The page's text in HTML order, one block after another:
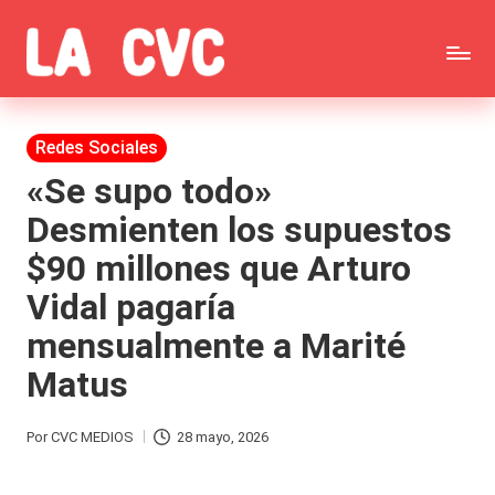
Saltar
al
contenido
C
o
p
u
c
h
a
s
y
F
Todas
las
noticias
de
la
farándula,
Realitys,
Tierra
Brava,
Publicada
Redes Sociales
«Se supo todo»
Desmienten los supuestos
$90 millones que Arturo
Vidal pagaría
mensualmente a Marité
Matus
Publicado
PorCVC MEDIOS 28 mayo, 2026